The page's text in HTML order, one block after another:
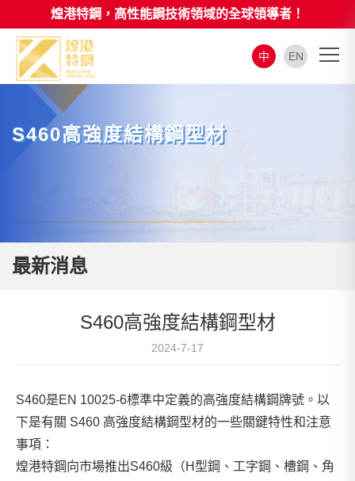
煌港特鋼，高性能鋼技術領域的全球領導者！
中 EN
S460高強度結構鋼型材
最新消息
S460高強度結構鋼型材
2024-7-17
S460是EN 10025-6標準中定義的高強度結構鋼牌號。以
下是有關 S460 高強度結構鋼型材的一些關鍵特性和注意
事項：
煌港特鋼向市場推出S460級（H型鋼、工字鋼、槽鋼、角